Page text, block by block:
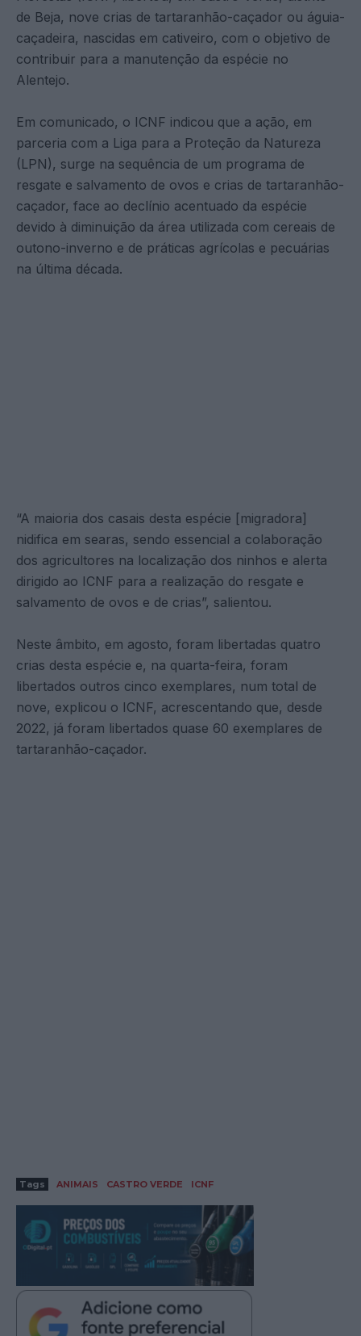
de Beja, nove crias de tartaranhão-caçador ou águia-
caçadeira, nascidas em cativeiro, com o objetivo de
contribuir para a manutenção da espécie no
Alentejo.
Em comunicado, o ICNF indicou que a ação, em
parceria com a Liga para a Proteção da Natureza
(LPN), surge na sequência de um programa de
resgate e salvamento de ovos e crias de tartaranhão-
caçador, face ao declínio acentuado da espécie
devido à diminuição da área utilizada com cereais de
outono-inverno e de práticas agrícolas e pecuárias
na última década.
“A maioria dos casais desta espécie [migradora]
nidifica em searas, sendo essencial a colaboração
dos agricultores na localização dos ninhos e alerta
dirigido ao ICNF para a realização do resgate e
salvamento de ovos e de crias”, salientou.
Neste âmbito, em agosto, foram libertadas quatro
crias desta espécie e, na quarta-feira, foram
libertados outros cinco exemplares, num total de
nove, explicou o ICNF, acrescentando que, desde
2022, já foram libertados quase 60 exemplares de
tartaranhão-caçador.
Tags ANIMAIS CASTRO VERDE ICNF